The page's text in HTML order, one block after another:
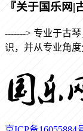
『关于国乐网|
-------> 专业于古
识，并从专业角度